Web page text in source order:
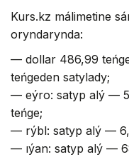
Kurs.kz málimetine
oryndarynda:
— dollar 486,99
teńgeden satylady;
— eýro: satyp alý —
teńge;
— rýbl: satyp alý —
— ıýan: satyp alý —